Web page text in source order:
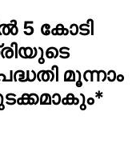
5 കോടി
മൂന്നാം